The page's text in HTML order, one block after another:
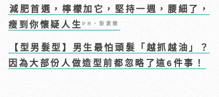
減肥首選，檸檬加它，堅持一週，腰細了，
瘦到你懷疑人生PR・新素簡
【型男髮型】男生最怕頭髮「越抓越油」？
因為大部份人做造型前都忽略了這6件事！